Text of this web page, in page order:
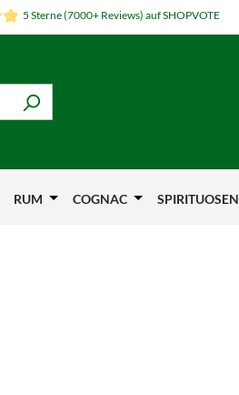
5 Sterne (7000+ Reviews) auf SHOPVOTE
RUM COGNAC SPIRITUOSEN